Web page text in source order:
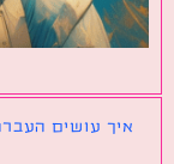
עושים העברת